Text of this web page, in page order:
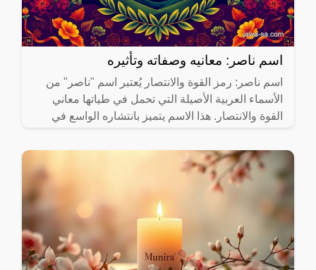
اسم ناصر: معانيه وصفاته وتأثيره
اسم ناصر: رمز القوة والانتصار يُعتبر اسم "ناصر" من
الأسماء العربية الأصيلة التي تحمل في طياتها معاني
القوة والانتصار. هذا الاسم يتميز بانتشاره الواسع في